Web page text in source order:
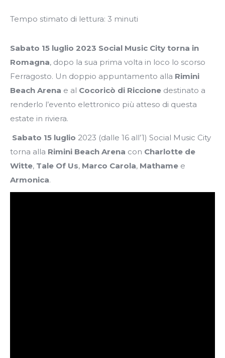
Tempo stimato di lettura: 3 minuti
Sabato 15 luglio 2023 Social Music City torna in
Romagna, dopo la sua prima volta in loco lo scorso
Ferragosto. Un doppio appuntamento alla Rimini
Beach Arena e al Cocoricò di Riccione destinato a
renderlo l’evento elettronico più atteso di questa
estate in riviera.
Sabato 15 luglio 2023 (dalle 16 all’1) Social Music City
torna alla Rimini Beach Arena con Charlotte de
Witte, Tale Of Us, Marco Carola, Mathame e
Armonica.